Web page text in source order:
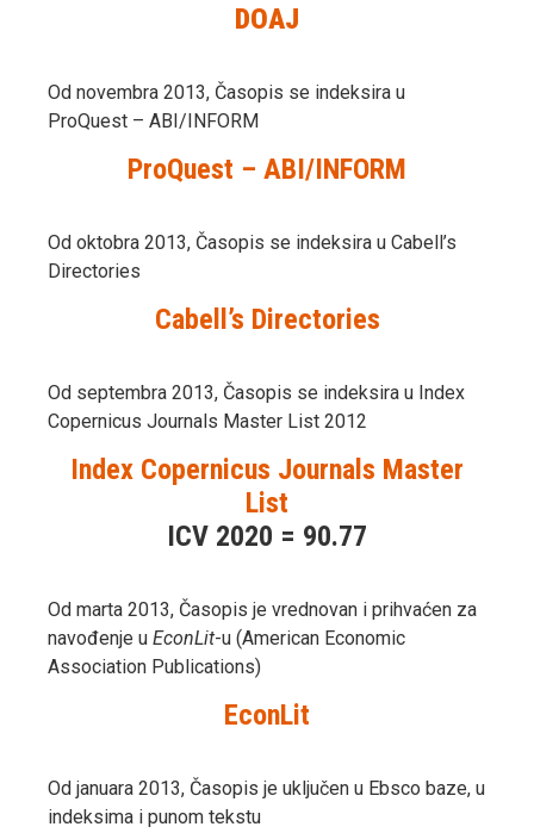
DOAJ
Od novembra 2013, Časopis se indeksira u
ProQuest – ABI/INFORM
ProQuest – ABI/INFORM
Od oktobra 2013, Časopis se indeksira u Cabell’s
Directories
Cabell’s Directories
Od septembra 2013, Časopis se indeksira u Index
Copernicus Journals Master List 2012
Index Copernicus Journals Master
List
ICV 2020 = 90.77
Od marta 2013, Časopis je vrednovan i prihvaćen za
navođenje u EconLit-u (American Economic
Association Publications)
EconLit
Od januara 2013, Časopis je uključen u Ebsco baze, u
indeksima i punom tekstu